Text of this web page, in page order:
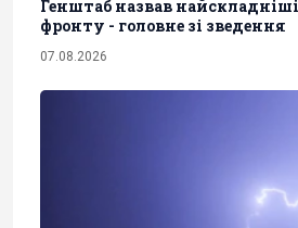
Генштаб назвав
фронту - головне зі зведення
07.08.2026